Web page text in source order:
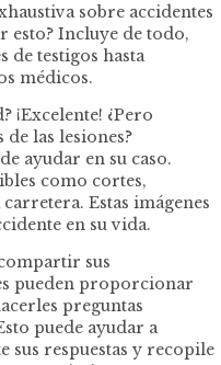
sobre accidentes
esto? Incluye de todo,
de testigos hasta
médicos.
¡Excelente! ¿Pero
las lesiones?
ayudar en su caso.
como cortes,
Estas imágenes
en su vida.
sus
pueden proporcionar
preguntas
puede ayudar a
sus respuestas y recopile